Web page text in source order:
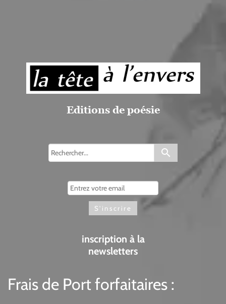
Editions de poésie
search
inscription à la
newsletters
Frais de Port forfaitaires :